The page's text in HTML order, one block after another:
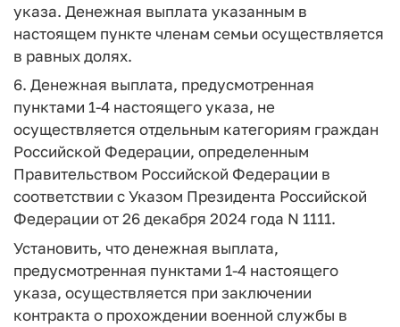
указа. Денежная выплата указанным в
настоящем пункте членам семьи осуществляется
в равных долях.
6. Денежная выплата, предусмотренная
пунктами 1-4 настоящего указа, не
осуществляется отдельным категориям граждан
Российской Федерации, определенным
Правительством Российской Федерации в
соответствии с Указом Президента Российской
Федерации от 26 декабря 2024 года N 1111.
Установить, что денежная выплата,
предусмотренная пунктами 1-4 настоящего
указа, осуществляется при заключении
контракта о прохождении военной службы в